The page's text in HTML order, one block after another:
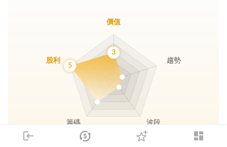
login dashboard
市場 登入
價值
趨勢
波段
籌碼
股利
3
5